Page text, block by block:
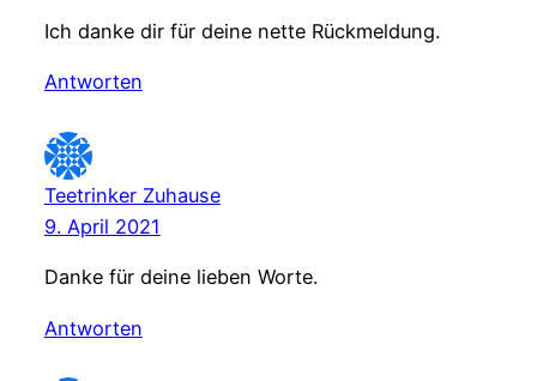
Ich danke dir für deine nette Rückmeldung.
Antworten
Teetrinker Zuhause
9. April 2021
Danke für deine lieben Worte.
Antworten